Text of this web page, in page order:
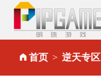
首页 逆天专区